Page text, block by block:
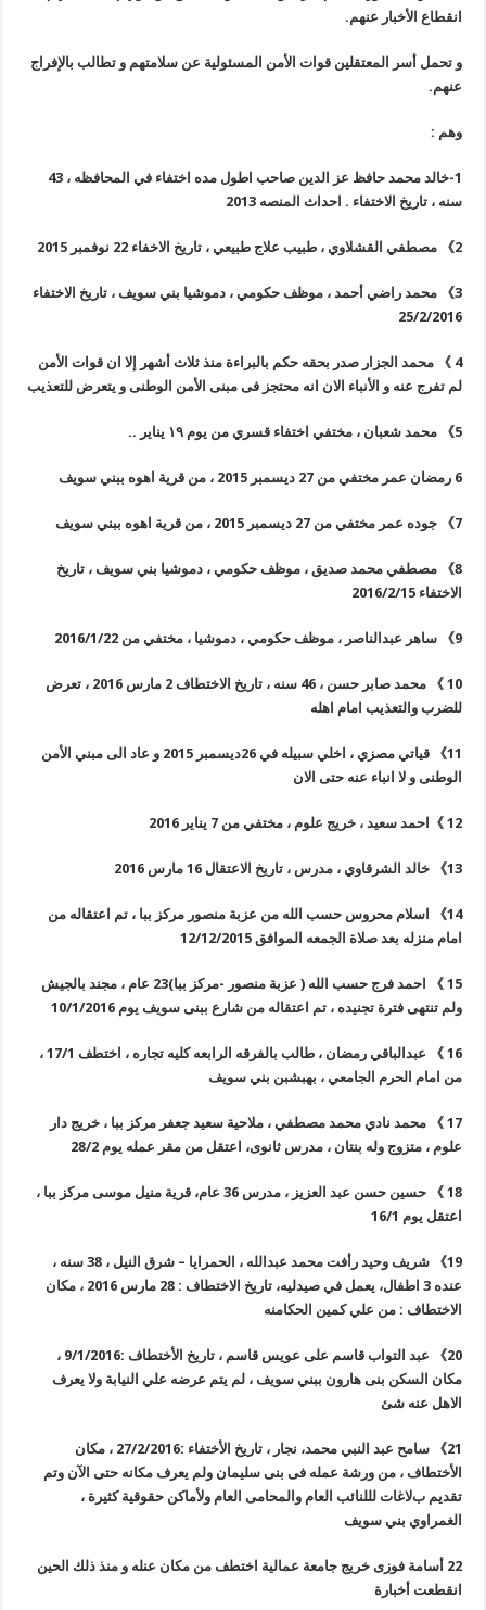
انقطاع الأخبار عنهم.
و تحمل أسر المعتقلين قوات الأمن المسئولية عن سلامتهم و تطالب بالإفراج
عنهم.
وهم :
1-خالد محمد حافظ عز الدين صاحب اطول مده اختفاء في المحافظه ، 43
سنه ، تاريخ الاختفاء . احداث المنصه 2013
2
》 مصطفي القشلاوي ، طبيب علاج طبيعي ، تاريخ الاخفاء 22 نوفمبر 2015
3
》
محمد راضي أحمد ، موظف حكومي ، دموشيا بني سويف ، تاريخ الاختفاء
25/2/2016
4
》
محمد الجزار صدر بحقه حكم بالبراءة منذ ثلاث أشهر إلا ان قوات الأمن
لم تفرج عنه و الأنباء الان انه محتجز فى مبنى الأمن الوطنى و يتعرض للتعذيب
5
》 محمد شعبان ، مختفي اختفاء قسري من يوم ١٩ يناير ..
6 رمضان عمر مختفي من 27 ديسمبر 2015 ، من قرية اهوه ببني سويف
7
》 جوده عمر مختفي من 27 ديسمبر 2015 ، من قرية اهوه ببني سويف
8
》
مصطفي محمد صديق ، موظف حكومي ، دموشيا بني سويف ، تاريخ
الاختفاء 2016/2/15
9
》 ساهر عبدالناصر ، موظف حكومي ، دموشيا ، مختفي من 2016/1/22
10
》
محمد صابر حسن ، 46 سنه ، تاريخ الاختطاف 2 مارس 2016 ، تعرض
للضرب والتعذيب امام اهله
11
》
قياتي مصزي ، اخلي سبيله في 26ديسمبر 2015 و عاد الى مبني الأمن
الوطنى و لا انباء عنه حتى الان
12
》 احمد سعيد ، خريج علوم ، مختفي من 7 يناير 2016
13
》 خالد الشرقاوي ، مدرس ، تاريخ الاعتقال 16 مارس 2016
14
》
اسلام محروس حسب الله من عزبة منصور مركز ببا ، تم اعتقاله من
امام منزله بعد صلاة الجمعه الموافق 12/12/2015
15
》 احمد فرج حسب الله ( عزبة منصور -مركز ببا)23 عام ، مجند بالجيش
ولم تنتهى فترة تجنيده ، تم اعتقاله من شارع ببنى سويف يوم 10/1/2016
16
》
عبدالباقي رمضان ، طالب بالفرقه الرابعه كليه تجاره ، اختطف 17/1 ،
من امام الحرم الجامعي ، بهبشبن بني سويف
17
》
محمد نادي محمد مصطفي ، ملاحية سعيد جعفر مركز ببا ، خريج دار
علوم ، متزوج وله بنتان ، مدرس ثانوى، اعتقل من مقر عمله يوم 28/2
18
》
حسين حسن عبد العزيز ، مدرس 36 عام، قرية منيل موسى مركز ببا ،
اعتقل يوم 16/1
19
》
شريف وحيد رأفت محمد عبدالله ، الحمرايا – شرق النيل ، 38 سنه ،
عنده 3 اطفال، يعمل في صيدليه، تاريخ الاختطاف : 28 مارس 2016 ، مكان
الاختطاف : من علي كمين الحكامنه
20
》
عبد التواب قاسم على عويس قاسم ، تاريخ اﻷختطاف :9/1/2016 ،
مكان السكن بنى هارون ببني سويف ، لم يتم عرضه علي النيابة ولا يعرف
الاهل عنه شئ
21
》
سامح عبد النبي محمد، نجار ، تاريخ اﻷختفاء :27/2/2016 ، مكان
اﻷختطاف ، من ورشة عمله فى بنى سليمان ولم يعرف مكانه حتى اﻵن وتم
تقديم بﻻغات لللنائب العام والمحامى العام وﻷماكن حقوقية كثيرة ،
الغمراوي بني سويف
22 أسامة فوزى خريج جامعة عمالية اختطف من مكان عنله و منذ ذلك الحين
انقطعت أخبارة